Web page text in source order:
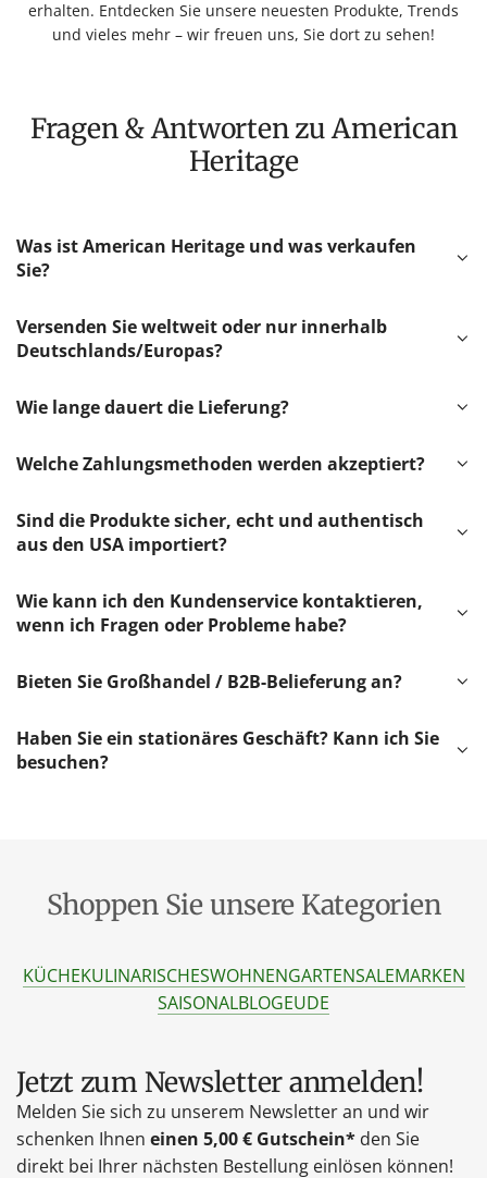
erhalten. Entdecken Sie unsere neuesten Produkte, Trends
und vieles mehr – wir freuen uns, Sie dort zu sehen!
Fragen & Antworten zu American
Heritage
Was ist American Heritage und was verkaufen
Sie?
Versenden Sie weltweit oder nur innerhalb
Deutschlands/Europas?
Wie lange dauert die Lieferung?
Welche Zahlungsmethoden werden akzeptiert?
Sind die Produkte sicher, echt und authentisch
aus den USA importiert?
Wie kann ich den Kundenservice kontaktieren,
wenn ich Fragen oder Probleme habe?
Bieten Sie Großhandel / B2B-Belieferung an?
Haben Sie ein stationäres Geschäft? Kann ich Sie
besuchen?
Shoppen Sie unsere Kategorien
KÜCHEKULINARISCHESWOHNENGARTENSALEMARKEN
SAISONALBLOGEUDE
Jetzt zum Newsletter anmelden!
Melden Sie sich zu unserem Newsletter an und wir
schenken Ihnen einen 5,00 € Gutschein* den Sie
direkt bei Ihrer nächsten Bestellung einlösen können!